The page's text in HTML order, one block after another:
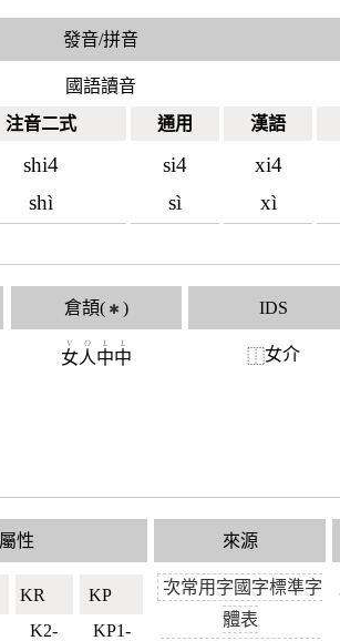
發音/拼音
國語讀音
注音二式 通用 漢語
shi4
shì
si4
sì
xi4
xì
倉頡( ✱ )
女
V
人
O
中
L
中
L
IDS
⿰女介
性
KR🇰🇷
K2-
KP🇰🇵
KP1-
來源
次常用字國字標準字
體表